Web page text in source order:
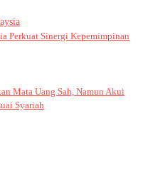
Perkuat Sinergi Kepemimpinan
Mata Uang Sah, Namun Akui
Syariah